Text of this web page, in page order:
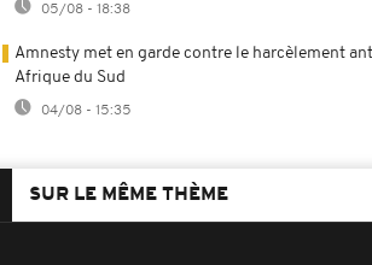
05/08 - 18:38
Amnesty met en garde contre le harcèlement
Afrique du Sud
04/08 - 15:35
SUR LE MÊME THÈME